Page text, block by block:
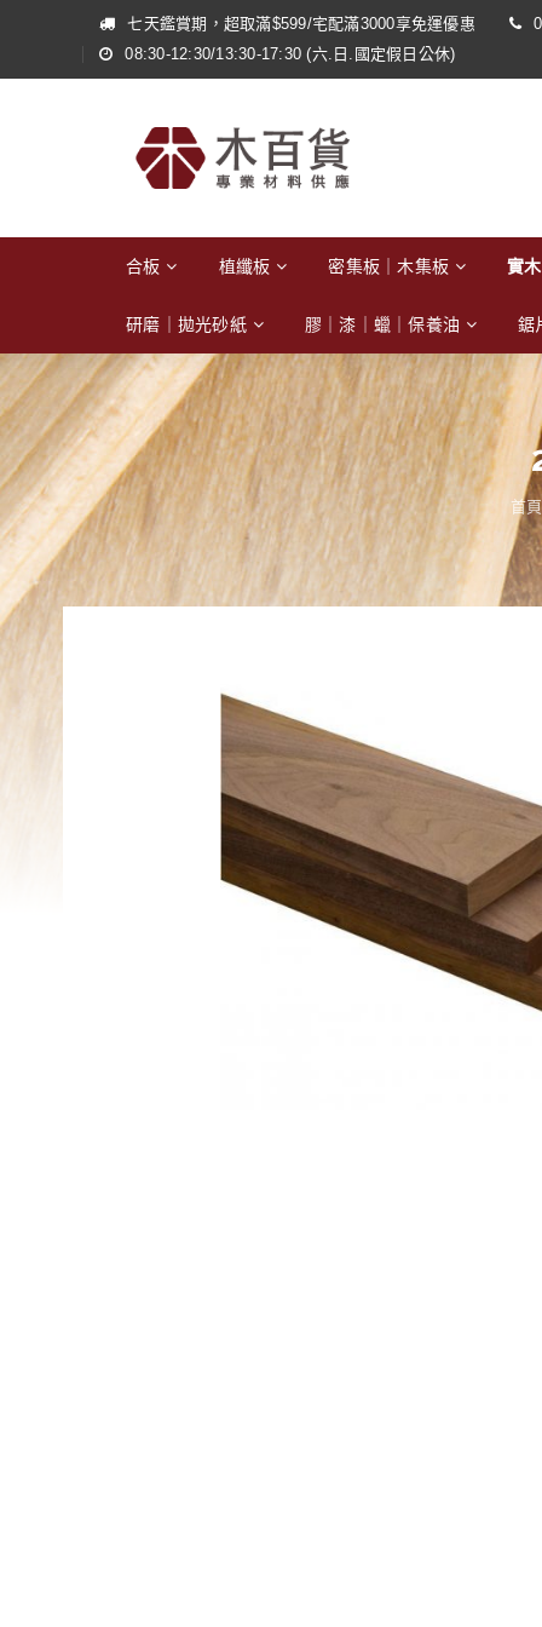
七天鑑賞期，超取滿$599/宅配滿3000享免運優惠
08:30-12:30/13:30-17:30 (六.日.國定假日公休)
合板 植纖板 密集板｜木集板 實
研磨｜拋光砂紙 膠｜漆｜蠟｜保養油 鋸
首頁